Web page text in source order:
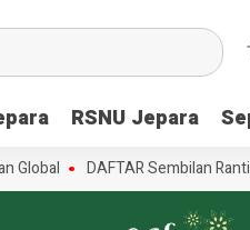
RSNU Jepara
DAFTAR Sembilan Ranting